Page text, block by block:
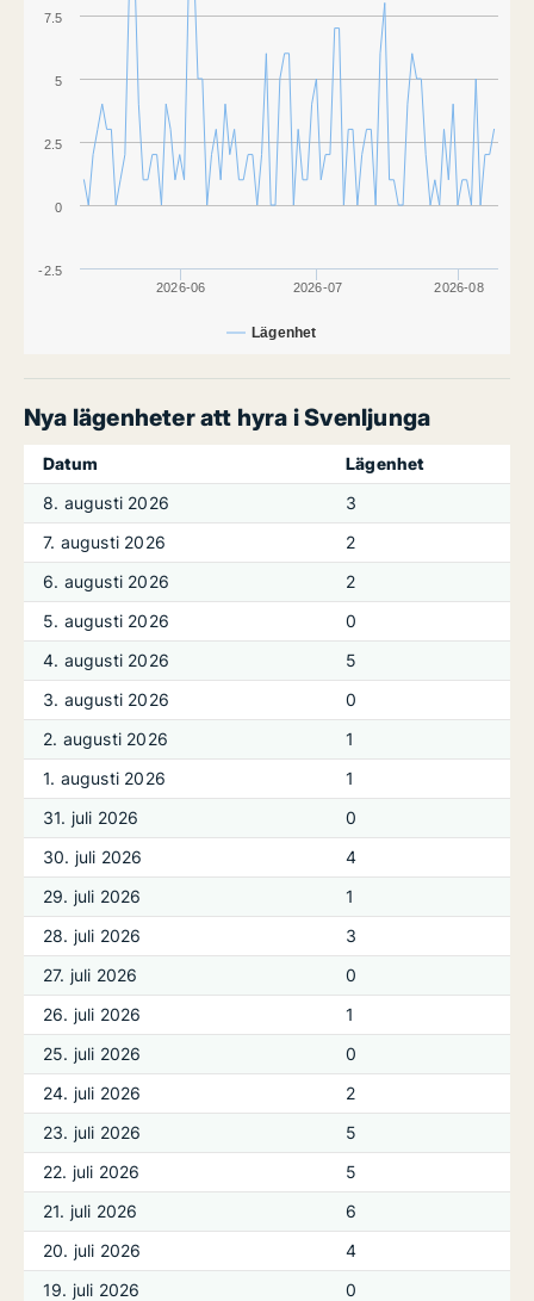
Lägenhet
2026-06 2026-07 2026-08
0
-2.5
2.5
5
7.5
Nya lägenheter att hyra i Svenljunga
Datum
Lägenhet
8. augusti 2026
3
7. augusti 2026
2
6. augusti 2026
2
5. augusti 2026
0
4. augusti 2026
5
3. augusti 2026
0
2. augusti 2026
1
1. augusti 2026
1
31. juli 2026
0
30. juli 2026
4
29. juli 2026
1
28. juli 2026
3
27. juli 2026
0
26. juli 2026
1
25. juli 2026
0
24. juli 2026
2
23. juli 2026
5
22. juli 2026
5
21. juli 2026
6
20. juli 2026
4
19. juli 2026
0